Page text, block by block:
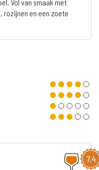
Vol van smaak met
rozijnen en een zoete
7,4